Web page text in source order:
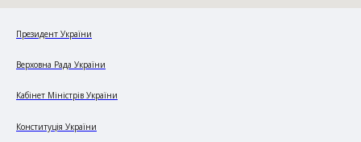
Президент України
Верховна Рада України
Кабінет Міністрів України
Конституція України